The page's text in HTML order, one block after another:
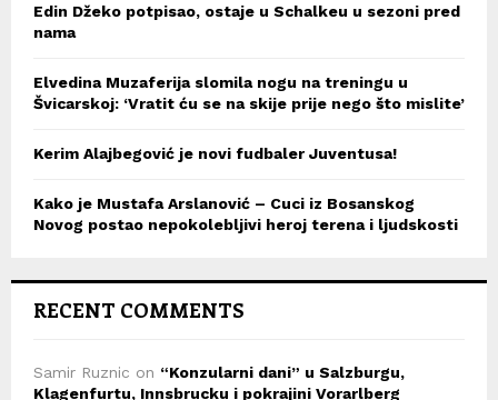
Edin Džeko potpisao, ostaje u Schalkeu u sezoni pred
nama
Elvedina Muzaferija slomila nogu na treningu u
Švicarskoj: ‘Vratit ću se na skije prije nego što mislite’
Kerim Alajbegović je novi fudbaler Juventusa!
Kako je Mustafa Arslanović – Cuci iz Bosanskog
Novog postao nepokolebljivi heroj terena i ljudskosti
RECENT COMMENTS
Samir Ruznic on “Konzularni dani” u Salzburgu,
Klagenfurtu, Innsbrucku i pokrajini Vorarlberg